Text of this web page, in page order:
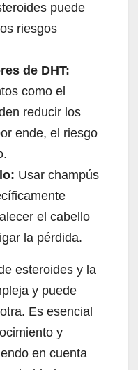
puede
riesgos
de DHT:
como el
reducir los
ende, el riesgo
Usar champús
el cabello
la pérdida.
esteroides y la
y puede
Es esencial
y
en cuenta